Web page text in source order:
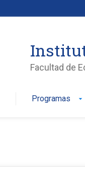
Facultad de
Programas arrow_drop_down